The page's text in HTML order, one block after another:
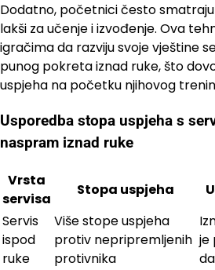
Dodatno, početnici često
lakši za učenje i izvođenje. Ova
igračima da razviju svoje vještine
punog pokreta iznad ruke, što
uspjeha na početku njihovog
Usporedba stopa uspjeha s
naspram iznad ruke
Vrsta
servisa
Stopa uspjeha
Servis
ispod
ruke
Više stope uspjeha
protiv nepripremljenih
protivnika
je